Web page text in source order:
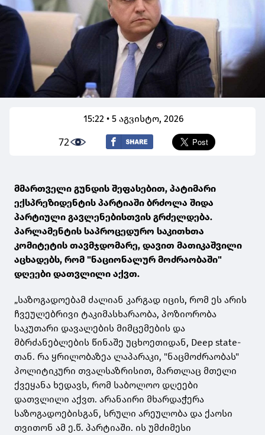
15:22 • 5 აგვისტო, 2026
72
მმართველი გუნდის შეფასებით, პატიმარი
ექსპრეზიდენტის პარტიაში ბრძოლა შიდა
პარტიული გავლენებისთვის გრძელდება.
პარლამენტის საპროცედურო საკითხთა
კომიტეტის თავმჯდომარე, დავით მათიკაშვილი
აცხადებს, რომ "ნაციონალურ მოძრაობაში"
დღეები დათვლილი აქვთ.
„საზოგადოებამ ძალიან კარგად იცის, რომ ეს არის
ჩვეულებრივი ტაკიმასხარაობა, პოზიორობა
საკუთარი დავალების მიმცემების და
მბრძანებლების წინაშე უცხოეთიდან, Deep state-
თან. რა ყრილობაზეა ლაპარაკი, "ნაცმოძრაობას"
პოლიტიკური თვალსაზრისით, მართლაც მთელი
ქვეყანა ხედავს, რომ საბოლოო დღეები
დათვლილი აქვთ. არანაირი მხარდაჭერა
საზოგადოებისგან, სრული არეულობა და ქაოსი
თვითონ ამ ე.წ. პარტიაში. ის უმძიმესი